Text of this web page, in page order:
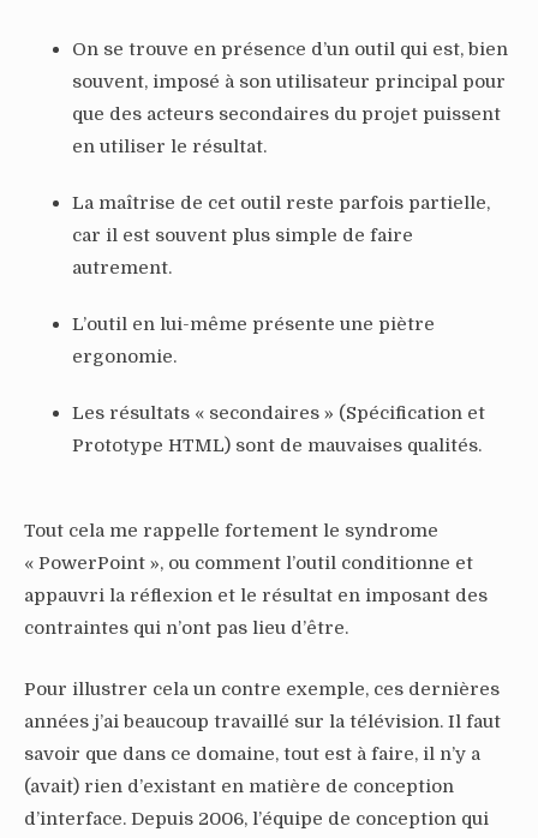
On se trouve en présence d’un outil qui est, bien
souvent, imposé à son utilisateur principal pour
que des acteurs secondaires du projet puissent
en utiliser le résultat.
La maîtrise de cet outil reste parfois partielle,
car il est souvent plus simple de faire
autrement.
L’outil en lui-même présente une piètre
ergonomie.
Les résultats « secondaires » (Spécification et
Prototype HTML) sont de mauvaises qualités.
Tout cela me rappelle fortement le syndrome
« PowerPoint », ou comment l’outil conditionne et
appauvri la réflexion et le résultat en imposant des
contraintes qui n’ont pas lieu d’être.
Pour illustrer cela un contre exemple, ces dernières
années j’ai beaucoup travaillé sur la télévision. Il faut
savoir que dans ce domaine, tout est à faire, il n’y a
(avait) rien d’existant en matière de conception
d’interface. Depuis 2006, l’équipe de conception qui